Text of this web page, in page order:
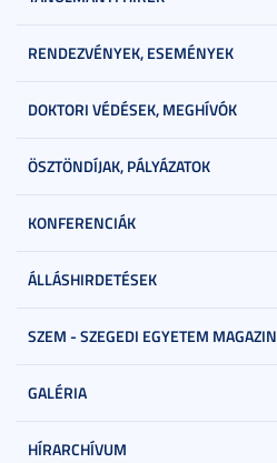
RENDEZVÉNYEK, ESEMÉNYEK
DOKTORI VÉDÉSEK, MEGHÍVÓK
ÖSZTÖNDÍJAK, PÁLYÁZATOK
KONFERENCIÁK
ÁLLÁSHIRDETÉSEK
SZEM - SZEGEDI EGYETEM MAGAZIN
GALÉRIA
HÍRARCHÍVUM